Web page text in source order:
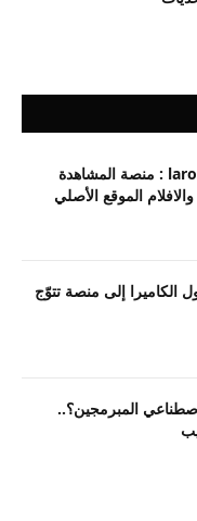
رابط موقع لاروزا laroza : منصة المشاهدة
الموقع الأصلي
الكاميرا إلى منصة تتوّج
المبرمجين؟..